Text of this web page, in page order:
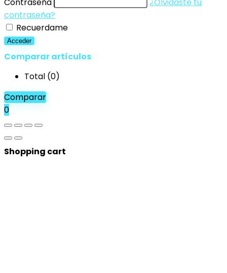
contraseña?
Recuerdame
Acceder
Comparar artículos
Total (0)
Comparar
0
Shopping cart